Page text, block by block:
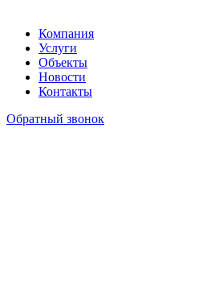
Компания
Услуги
Объекты
Новости
Контакты
Обратный звонок